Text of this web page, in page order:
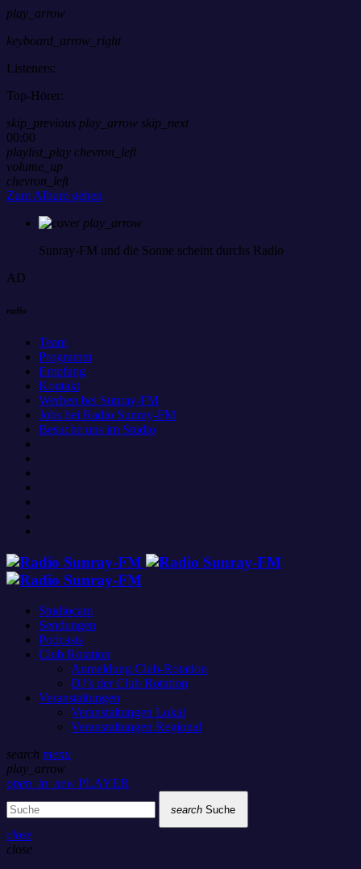
play_arrow
keyboard_arrow_right
Listeners:
Top-Hörer:
skip_previous play_arrow skip_next
00:00
playlist_play chevron_left
volume_up
chevron_left
Zum Album gehen
play_arrow
Sunray-FM und die Sonne scheint durchs Radio
AD
radio
Team
Programm
Empfang
Kontakt
Werben bei Sunray-FM
Jobs bei Radio Sunray-FM
Besuche uns im Studio
Studiocam
Sendungen
Podcasts
Club Rotation
Anmeldung Club-Rotation
DJ’s der Club Rotation
Veranstaltungen
Veranstaltungen Lokal
Veranstaltungen Regional
search menu
play_arrow
open_in_new PLAYER
search Suche
close
close